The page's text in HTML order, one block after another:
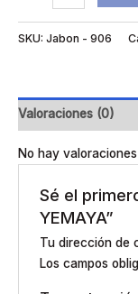
SKU: Jabon - 906
Valoraciones (0)
No hay
Sé el
YEMAYA”
Tu dirección de
Los campos